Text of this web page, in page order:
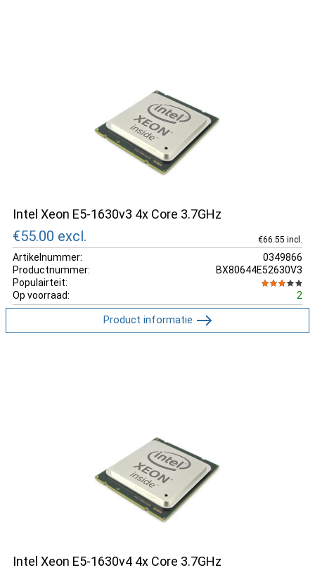
Intel Xeon E5-1630v3 4x Core 3.7GHz
€55.00 excl. €66.55 incl.
Artikelnummer:
0349866
Productnummer:
BX80644E52630V3
Populairteit:
Op voorraad:
2
Product informatie
Intel Xeon E5-1630v4 4x Core 3.7GHz